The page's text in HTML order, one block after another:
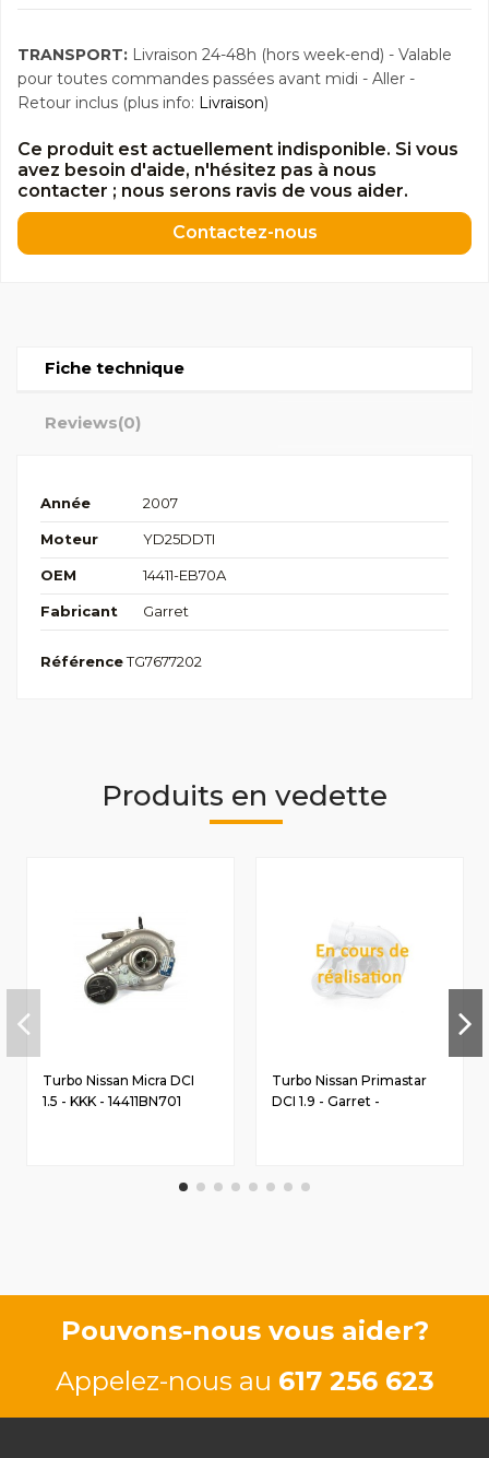
TRANSPORT: Livraison 24-48h (hors week-end) - Valable
pour toutes commandes passées avant midi - Aller -
Retour inclus (plus info: Livraison)
Ce produit est actuellement indisponible. Si vous
avez besoin d'aide, n'hésitez pas à nous
contacter ; nous serons ravis de vous aider.
Contactez-nous
Fiche technique
Reviews(0)
Année 2007
Moteur YD25DDTI
OEM 14411-EB70A
Fabricant Garret
RéférenceTG7677202
Produits en vedette
Turbo Nissan Micra DCI
1.5 - KKK - 14411BN701
Turbo Nissan Primastar
DCI 1.9 - Garret -
Pouvons-nous vous aider?
Appelez-nous au 617 256 623